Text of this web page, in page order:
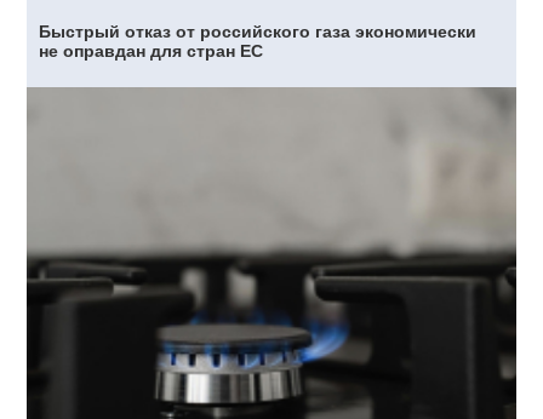
Быстрый отказ от российского газа экономически
не оправдан для стран ЕС